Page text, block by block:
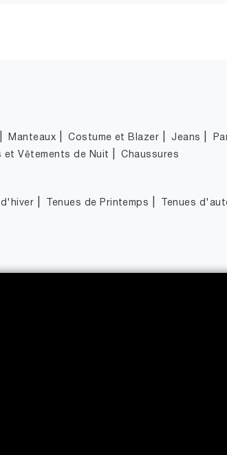
Manteaux |Costume et Blazer |Jeans
et Vêtements de Nuit |Chaussures
d'hiver Tenues de Printemps Tenues